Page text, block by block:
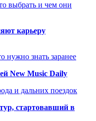
выбрать и чем они
карьеру
нужно знать заранее
New Music Daily
и дальних поездок
стартовавший в